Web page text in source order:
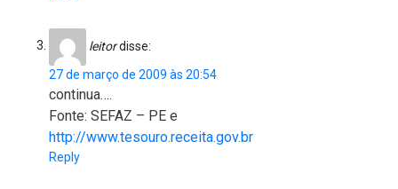
leitordisse:
27 de março de 2009 às 20:54
continua….
Fonte: SEFAZ – PE e
http://www.tesouro.receita.gov.br
Reply